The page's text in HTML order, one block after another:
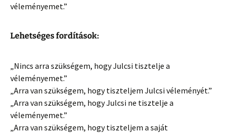
véleményemet.”
Lehetséges fordítások:
„Nincs arra szükségem, hogy Julcsi tisztelje a
véleményemet.”
„Arra van szükségem, hogy tiszteljem Julcsi véleményét.”
„Arra van szükségem, hogy Julcsi ne tisztelje a
véleményemet.”
„Arra van szükségem, hogy tiszteljem a saját